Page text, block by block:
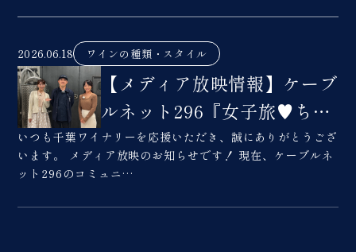
2026.06.18 ワインの種類・スタイル
【メディア放映情報】ケーブ
ルネット296『女子旅♥ちば
銘酒探訪Ⅱ』にて千葉ワイナ
リーが紹介されています。
いつも千葉ワイナリーを応援いただき、誠にありがとうござ
います。 メディア放映のお知らせです！ 現在、ケーブルネ
ット296のコミュニ…